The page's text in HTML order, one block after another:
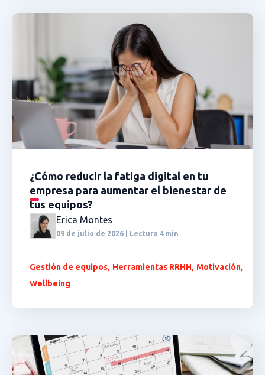
¿Cómo reducir la fatiga digital en tu
empresa para aumentar el bienestar de
tus equipos?
Erica Montes
09 de julio de 2026 | Lectura 4 min
Gestión de equipos, Herramientas RRHH, Motivación,
Wellbeing